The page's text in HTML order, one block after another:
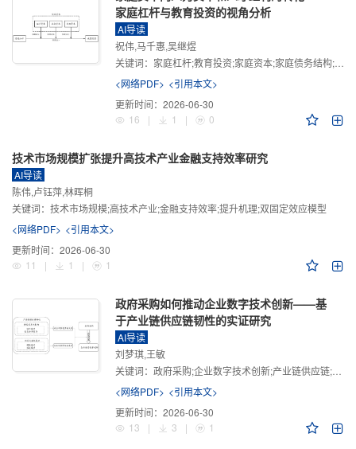
家庭杠杆与教育投资的视角分析
AI导读
祝伟,马千惠,吴继煜
关键词： 家庭杠杆;教育投资;家庭资本;家庭债务结构;CHFS
<网络PDF> <引用本文>
更新时间： 2026-06-30
16
| 1 | 0
技术市场规模扩张提升高技术产业金融支持效率研究
AI导读
陈伟,卢钰萍,林晖桐
关键词： 技术市场规模;高技术产业;金融支持效率;提升机理;双固定效应模型
<网络PDF> <引用本文>
更新时间： 2026-06-30
11
| 1 | 1
政府采购如何推动企业数字技术创新——基
于产业链供应链韧性的实证研究
AI导读
刘梦琪,王敏
关键词： 政府采购;企业数字技术创新;产业链供应链;产业链供应链韧性;需求侧财政政策
<网络PDF> <引用本文>
更新时间： 2026-06-30
13
| 3 | 1